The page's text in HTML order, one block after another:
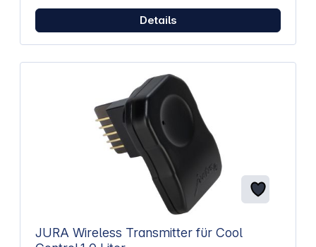
Details
JURA Wireless Transmitter für Cool